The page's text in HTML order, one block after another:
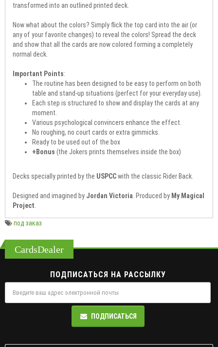
transformed into an outlined printed deck.
Now what about the colors? Simply flick the top card into the air (or
any of your favorite changes) to reveal the colors! Spread the deck
and show that all the cards are now colored forming a completely
normal deck.
Important Points:
The routine has been designed to be easy to perform on both
table and stand-up situations (perfect for your everyday use).
Each step is structured to show and display the cards at any
moment.
Various psychological convincers enhance the effect.
No roughing, no court cards or extra gimmicks.
Ready to be used out of the box
+Bonus (the Jokers prints themselves inside the box)
Decks specially printed by the USPCCwith the classic Rider Back.
Designed and imagined by Jordan Victoria . Produced by My Magical
Project
под заказ
CardsDealer
ПОДПИСАТЬСЯ НА РАССЫЛКУ
ПОДПИСАТЬСЯ